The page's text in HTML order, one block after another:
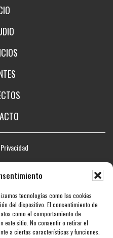
tecnologías como las cookies
del dispositivo. El consentimiento de
como el comportamiento de
este sitio. No consentir o retirar el
a ciertas características y funciones.
web